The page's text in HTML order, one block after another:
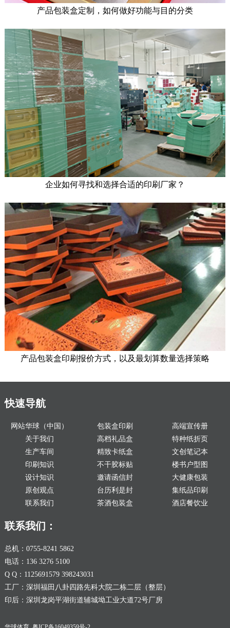
产品包装盒定制，如何做好功能与目的分类
企业如何寻找和选择合适的印刷厂家？
产品包装盒印刷报价方式，以及最划算数量选择策略
快速导航
网站华球（中国）
关于我们
生产车间
印刷知识
设计知识
原创观点
联系我们
包装盒印刷
高档礼品盒
精致卡纸盒
不干胶标贴
邀请函信封
台历利是封
茶酒包装盒
高端宣传册
特种纸折页
文创笔记本
楼书户型图
大健康包装
集纸品印刷
酒店餐饮业
联系我们：
总机：0755-8241 5862
电话：136 3276 5100
Q Q：1125691579 398243031
工厂：深圳福田八卦四路先科大院二栋二层（整层）
印后：深圳龙岗平湖街道辅城坳工业大道72号厂房